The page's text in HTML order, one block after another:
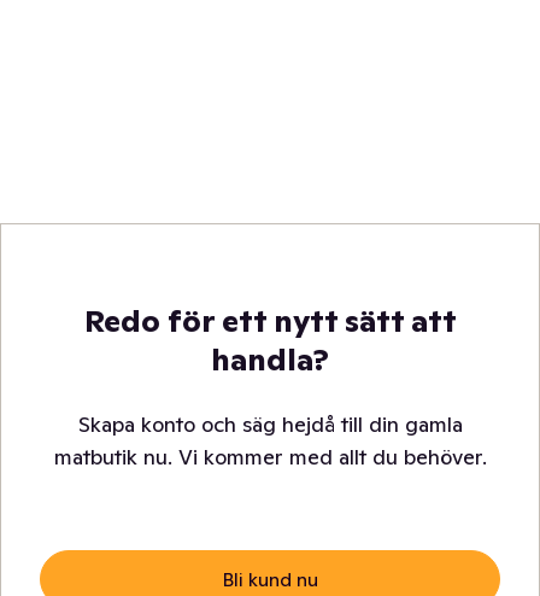
Redo för ett nytt sätt att
handla?
Skapa konto och säg hejdå till din gamla
matbutik nu. Vi kommer med allt du behöver.
Bli kund nu